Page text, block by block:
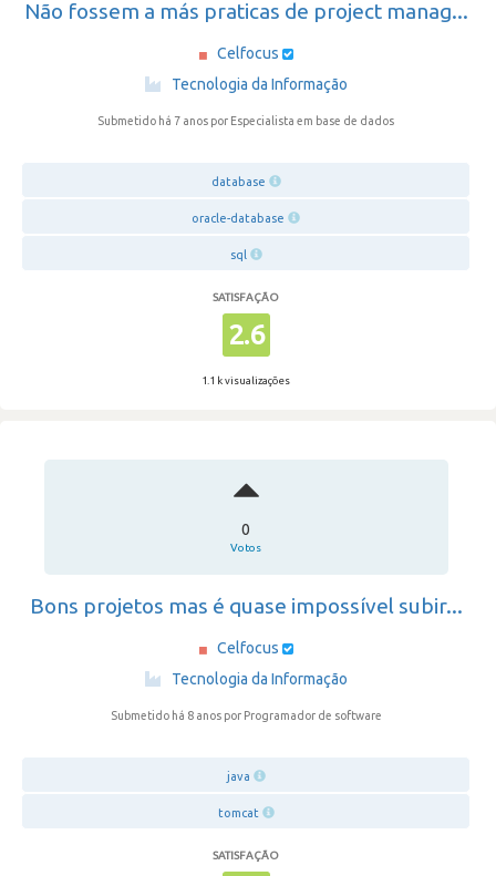
Não fossem a más praticas de project manag...
Celfocus
Tecnologia da Informação
Submetido há 7 anos por Especialista em base de dados
database
oracle-database
sql
SATISFAÇÃO
2.6
1.1 k visualizações
0
Votos
Bons projetos mas é quase impossível subir...
Celfocus
Tecnologia da Informação
Submetido há 8 anos por Programador de software
java
tomcat
SATISFAÇÃO